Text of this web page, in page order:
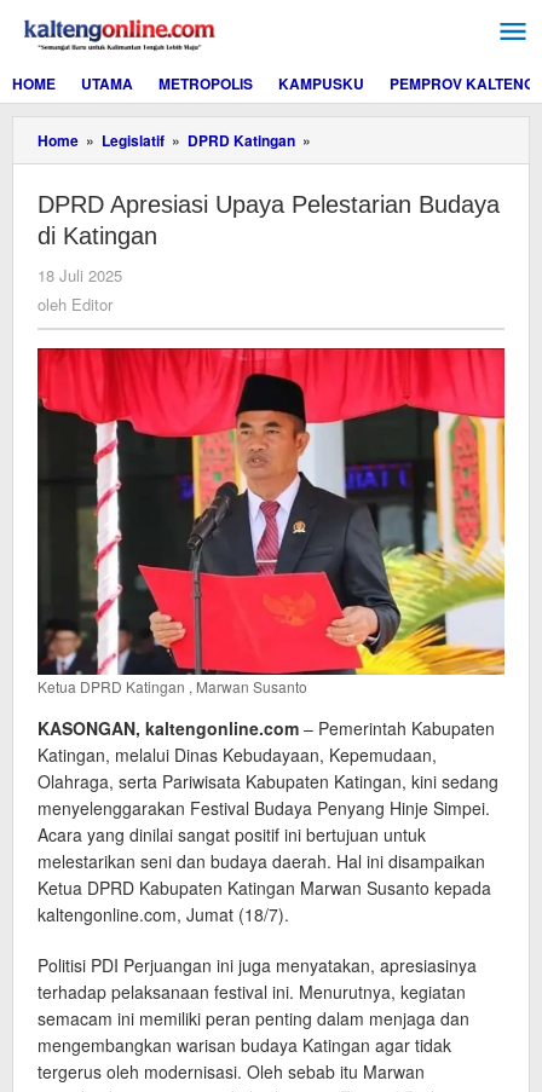
konten
HOME
UTAMA METROPOLIS KAMPUSKU PEMPROV KALTENG
Home » Legislatif » DPRD Katingan »
Apresiasi
Pelestarian
DPRD Apresiasi Upaya Pelestarian Budaya
di Katingan
18 Juli 2025
oleh Editor
Ketua DPRD Katingan , Marwan Susanto
KASONGAN, kaltengonline.com – Pemerintah Kabupaten
Katingan, melalui Dinas Kebudayaan, Kepemudaan,
Olahraga, serta Pariwisata Kabupaten Katingan, kini sedang
menyelenggarakan Festival Budaya Penyang Hinje Simpei.
Acara yang dinilai sangat positif ini bertujuan untuk
melestarikan seni dan budaya daerah. Hal ini disampaikan
Ketua DPRD Kabupaten Katingan Marwan Susanto kepada
kaltengonline.com, Jumat (18/7).
Politisi PDI Perjuangan ini juga menyatakan, apresiasinya
terhadap pelaksanaan festival ini. Menurutnya, kegiatan
semacam ini memiliki peran penting dalam menjaga dan
mengembangkan warisan budaya Katingan agar tidak
tergerus oleh modernisasi. Oleh sebab itu Marwan